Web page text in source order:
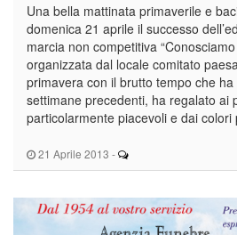
21 Aprile 2013 -
Una bella mattinata primaverile e
domenica 21 aprile il successo
marcia non competitiva
organizzata dal locale comitato
primavera con il brutto tempo che
settimane precedenti, ha regalato ai
particolarmente piacevoli e dai